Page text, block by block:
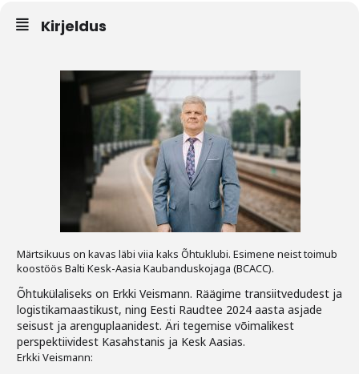
Tegevused
Digiraamatukogu
Juhendid ja väljaanded
Videod
Kontakt
Kirjeldus
Märtsikuus on kavas läbi viia kaks Õhtuklubi. Esimene neist toimub
koostöös Balti Kesk-Aasia Kaubanduskojaga (BCACC).
Õhtukülaliseks on Erkki Veismann. Räägime transiitvedudest ja
logistikamaastikust, ning Eesti Raudtee 2024 aasta asjade
seisust ja arenguplaanidest. Äri tegemise võimalikest
perspektiividest Kasahstanis ja Kesk Aasias.
Erkki Veismann: